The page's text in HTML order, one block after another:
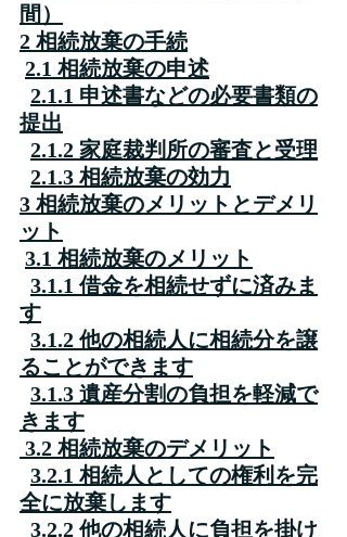
間）
2 相続放棄の手続
2.1 相続放棄の申述
2.1.1 申述書などの必要書類の
提出
2.1.2 家庭裁判所の審査と受理
2.1.3 相続放棄の効力
3 相続放棄のメリットとデメリ
ット
3.1 相続放棄のメリット
3.1.1 借金を相続せずに済みま
す
3.1.2 他の相続人に相続分を譲
ることができます
3.1.3 遺産分割の負担を軽減で
きます
3.2 相続放棄のデメリット
3.2.1 相続人としての権利を完
全に放棄します
3.2.2 他の相続人に負担を掛け